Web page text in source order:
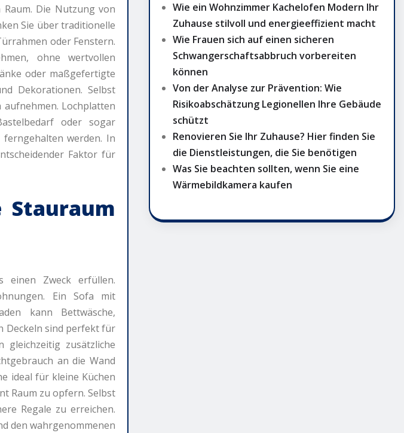
Die Nutzung von
Sie über traditionelle
oder Fenstern.
ohne wertvollen
oder maßgefertigte
Dekorationen. Selbst
Lochplatten
oder sogar
werden. In
Faktor für
Stauraum
einen Zweck erfüllen.
Ein Sofa mit
kann Bettwäsche,
Deckeln sind perfekt für
zusätzliche
an die Wand
ideal für kleine Küchen
Raum zu opfern. Selbst
Regale zu erreichen.
den wahrgenommenen
Wie ein Wohnzimmer Kachelofen Modern Ihr
Zuhause stilvoll und energieeffizient macht
Wie Frauen sich auf einen sicheren
Schwangerschaftsabbruch vorbereiten
können
Von der Analyse zur Prävention: Wie
Risikoabschätzung Legionellen Ihre Gebäude
schützt
Renovieren Sie Ihr Zuhause? Hier finden Sie
die Dienstleistungen, die Sie benötigen
Was Sie beachten sollten, wenn Sie eine
Wärmebildkamera kaufen